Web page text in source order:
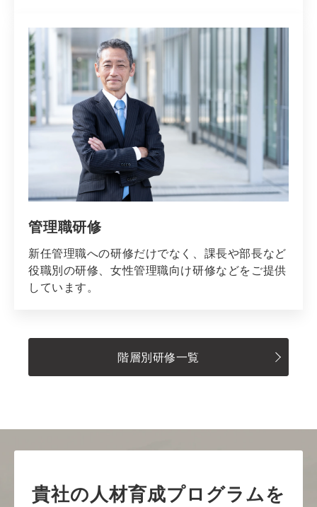
管理職研修
新任管理職への研修だけでなく、課長や部長など
役職別の研修、女性管理職向け研修などをご提供
しています。
階層別研修一覧
貴社の人材育成プログラムを